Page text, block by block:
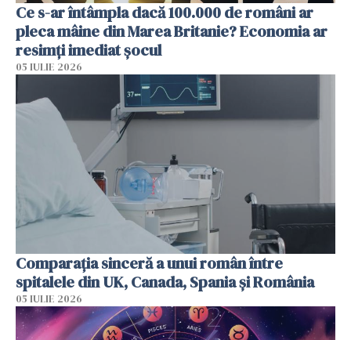
Ce s-ar întâmpla dacă 100.000 de români ar
pleca mâine din Marea Britanie? Economia ar
resimți imediat șocul
05 IULIE 2026
Comparația sinceră a unui român între
spitalele din UK, Canada, Spania și România
05 IULIE 2026